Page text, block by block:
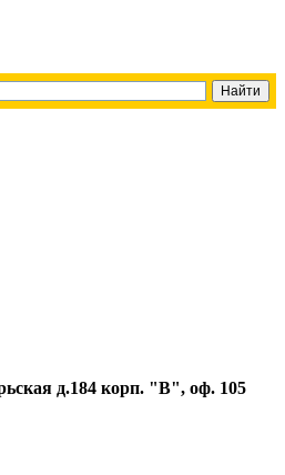
д.184 корп. "В", оф. 105